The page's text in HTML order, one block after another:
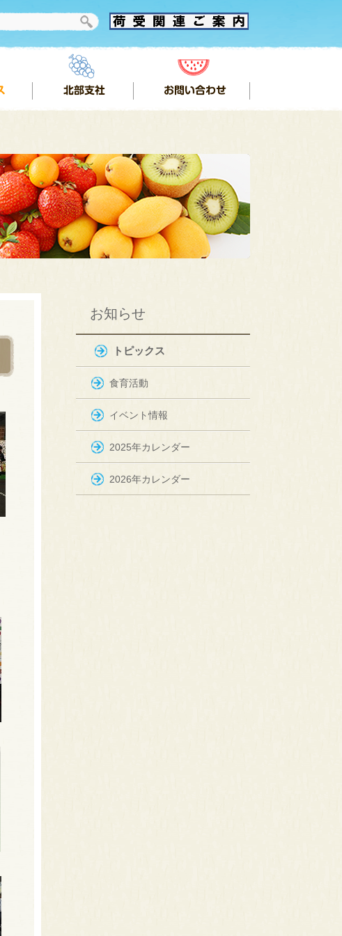
お知らせ
トピックス
食育活動
イベント情報
2025年カレンダー
2026年カレンダー